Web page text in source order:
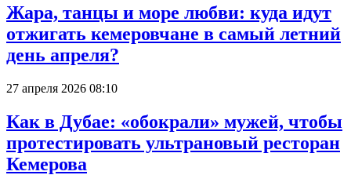
Жара, танцы и море любви: куда идут
отжигать кемеровчане в самый летний
день апреля?
27 апреля 2026 08:10
Как в Дубае: «обокрали» мужей, чтобы
протестировать ультрановый ресторан
Кемерова